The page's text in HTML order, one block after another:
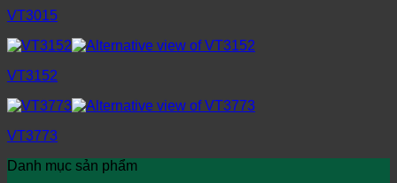
VT3015
VT3152
VT3773
Danh mục sản phẩm